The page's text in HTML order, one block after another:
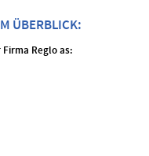
ÜBERBLICK:
Reglo as: